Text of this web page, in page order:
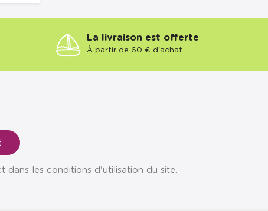
La livraison est offerte
À partir de 60 € d'achat
dans les conditions d'utilisation du site.